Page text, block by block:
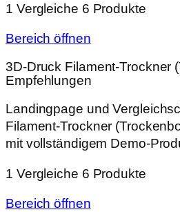
1 Vergleiche 6 Produkte
Bereich öffnen
3D‑Druck Filament‑Trockner
Empfehlungen
Landingpage und
Filament‑Trockner
mit vollständigem Demo-
1 Vergleiche 6 Produkte
Bereich öffnen